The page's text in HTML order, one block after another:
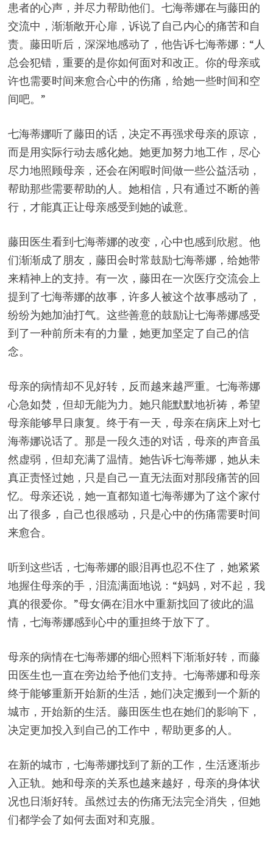
患者的心声，并尽力帮助他们。七海蒂娜在与藤田的
交流中，渐渐敞开心扉，诉说了自己内心的痛苦和自
责。藤田听后，深深地感动了，他告诉七海蒂娜：“人
总会犯错，重要的是你如何面对和改正。你的母亲或
许也需要时间来愈合心中的伤痛，给她一些时间和空
间吧。”
七海蒂娜听了藤田的话，决定不再强求母亲的原谅，
而是用实际行动去感化她。她更加努力地工作，尽心
尽力地照顾母亲，还会在闲暇时间做一些公益活动，
帮助那些需要帮助的人。她相信，只有通过不断的善
行，才能真正让母亲感受到她的诚意。
藤田医生看到七海蒂娜的改变，心中也感到欣慰。他
们渐渐成了朋友，藤田会时常鼓励七海蒂娜，给她带
来精神上的支持。有一次，藤田在一次医疗交流会上
提到了七海蒂娜的故事，许多人被这个故事感动了，
纷纷为她加油打气。这些善意的鼓励让七海蒂娜感受
到了一种前所未有的力量，她更加坚定了自己的信
念。
母亲的病情却不见好转，反而越来越严重。七海蒂娜
心急如焚，但却无能为力。她只能默默地祈祷，希望
母亲能够早日康复。终于有一天，母亲在病床上对七
海蒂娜说话了。那是一段久违的对话，母亲的声音虽
然虚弱，但却充满了温情。她告诉七海蒂娜，她从未
真正责怪过她，只是自己一直无法面对那段痛苦的回
忆。母亲还说，她一直都知道七海蒂娜为了这个家付
出了很多，自己也很感动，只是心中的伤痛需要时间
来愈合。
听到这些话，七海蒂娜的眼泪再也忍不住了，她紧紧
地握住母亲的手，泪流满面地说：“妈妈，对不起，我
真的很爱你。”母女俩在泪水中重新找回了彼此的温
情，七海蒂娜感到心中的重担终于放下了。
母亲的病情在七海蒂娜的细心照料下渐渐好转，而藤
田医生也一直在旁边给予他们支持。七海蒂娜和母亲
终于能够重新开始新的生活，她们决定搬到一个新的
城市，开始新的生活。藤田医生也在她们的影响下，
决定更加投入到自己的工作中，帮助更多的人。
在新的城市，七海蒂娜找到了新的工作，生活逐渐步
入正轨。她和母亲的关系也越来越好，母亲的身体状
况也日渐好转。虽然过去的伤痛无法完全消失，但她
们都学会了如何去面对和克服。